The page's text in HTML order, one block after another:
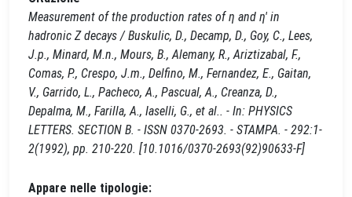
Measurement of the production rates of η and η′ in
hadronic Z decays / Buskulic, D., Decamp, D., Goy, C., Lees,
J.p., Minard, M.n., Mours, B., Alemany, R., Ariztizabal, F.,
Comas, P., Crespo, J.m., Delfino, M., Fernandez, E., Gaitan,
V., Garrido, L., Pacheco, A., Pascual, A., Creanza, D.,
Depalma, M., Farilla, A., Iaselli, G., et al.. - In: PHYSICS
LETTERS. SECTION B. - ISSN 0370-2693. - STAMPA. - 292:1-
2(1992), pp. 210-220. [10.1016/0370-2693(92)90633-F]
Appare nelle tipologie: